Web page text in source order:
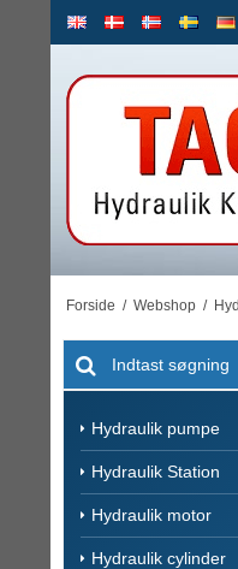
Forside / Webshop /
Hydraulik pumpe
Hydraulik Station
Hydraulik motor
Hydraulik cylinder